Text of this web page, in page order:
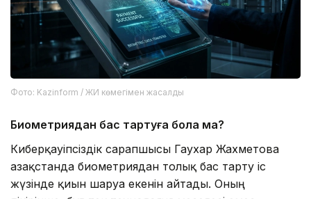
Фото: Kazinform / ЖИ көмегімен жасалды
Биометриядан бас тартуға бола ма?
Киберқауіпсіздік сарапшысы Гаухар Жахметова
Қазақстанда биометриядан толық бас тарту іс
жүзінде қиын шаруа екенін айтады. Оның